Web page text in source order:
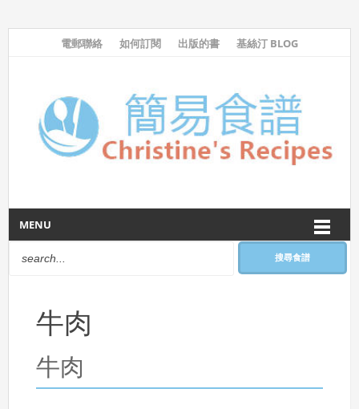
電郵聯絡 如何訂閱 出版的書 基絲汀 BLOG
MENU
搜尋食譜
牛肉
牛肉